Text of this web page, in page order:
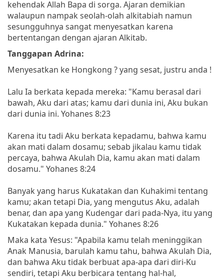
kehendak Allah Bapa di sorga. Ajaran demikian
walaupun nampak seolah-olah alkitabiah namun
sesungguhnya sangat menyesatkan karena
bertentangan dengan ajaran Alkitab.
Tanggapan Adrina:
Menyesatkan ke Hongkong ? yang sesat, justru anda !
Lalu Ia berkata kepada mereka: "Kamu berasal dari
bawah, Aku dari atas; kamu dari dunia ini, Aku bukan
dari dunia ini. Yohanes 8:23
Karena itu tadi Aku berkata kepadamu, bahwa kamu
akan mati dalam dosamu; sebab jikalau kamu tidak
percaya, bahwa Akulah Dia, kamu akan mati dalam
dosamu." Yohanes 8:24
Banyak yang harus Kukatakan dan Kuhakimi tentang
kamu; akan tetapi Dia, yang mengutus Aku, adalah
benar, dan apa yang Kudengar dari pada-Nya, itu yang
Kukatakan kepada dunia." Yohanes 8:26
Maka kata Yesus: "Apabila kamu telah meninggikan
Anak Manusia, barulah kamu tahu, bahwa Akulah Dia,
dan bahwa Aku tidak berbuat apa-apa dari diri-Ku
sendiri, tetapi Aku berbicara tentang hal-hal,